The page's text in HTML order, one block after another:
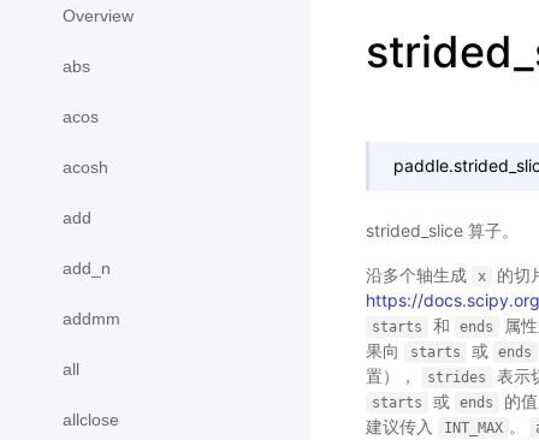
Overview
abs
acos
acosh
add
add_n
addmm
all
allclose
paddle.
strided_slice 算子。
沿多个轴生成 x
的切
https://
starts 和 ends
属
果向
starts 或 ends
置），
strides 表示
starts 或 ends
的
建议传入
INT_MAX 。